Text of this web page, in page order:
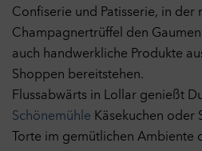
Confiserie und Patisserie, in der
Champagnertrüffel den
auch handwerkliche Produkte
Shoppen bereitstehen.
Flussabwärts in Lollar genießt
Schönemühle Käsekuchen oder
Torte im gemütlichen Ambiente